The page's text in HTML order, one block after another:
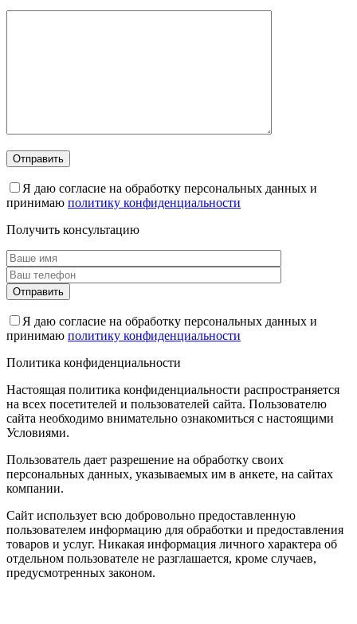
Я даю согласие на обработку персональных данных и
принимаю политику конфиденциальности
Получить консультацию
Я даю согласие на обработку персональных данных и
принимаю политику конфиденциальности
Политика конфиденциальности
Настоящая политика конфиденциальности распространяется
на всех посетителей и пользователей сайта. Пользователю
сайта необходимо внимательно ознакомиться с настоящими
Условиями.
Пользователь дает разрешение на обработку своих
персональных данных, указываемых им в анкете, на сайтах
компании.
Сайт использует всю добровольно предоставленную
пользователем информацию для обработки и предоставления
товаров и услуг. Никакая информация личного характера об
отдельном пользователе не разглашается, кроме случаев,
предусмотренных законом.